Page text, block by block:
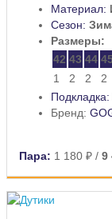
Материал:
Сезон:
Размеры:
42 43 44 45
1
2 2 2
Подкладка:
Бренд:
Пара: 1 180 ₽ / 9